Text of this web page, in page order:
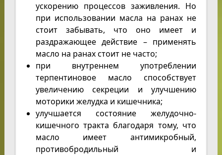
ускорению процессов заживления. Но
при использовании масла на ранах не
стоит забывать, что оно имеет и
раздражающее действие – применять
масло на ранах стоит не часто;
при внутреннем употреблении
терпентиновое масло способствует
увеличению секреции и улучшению
моторики желудка и кишечника;
улучшается состояние желудочно-
кишечного тракта благодаря тому, что
масло имеет антимикробный,
противобродильный и